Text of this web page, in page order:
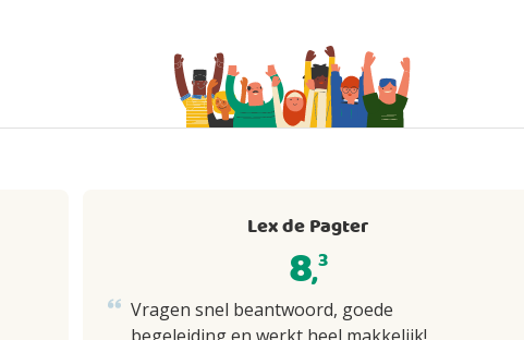
Lex de Pagter
8,3
Vragen snel beantwoord, goede